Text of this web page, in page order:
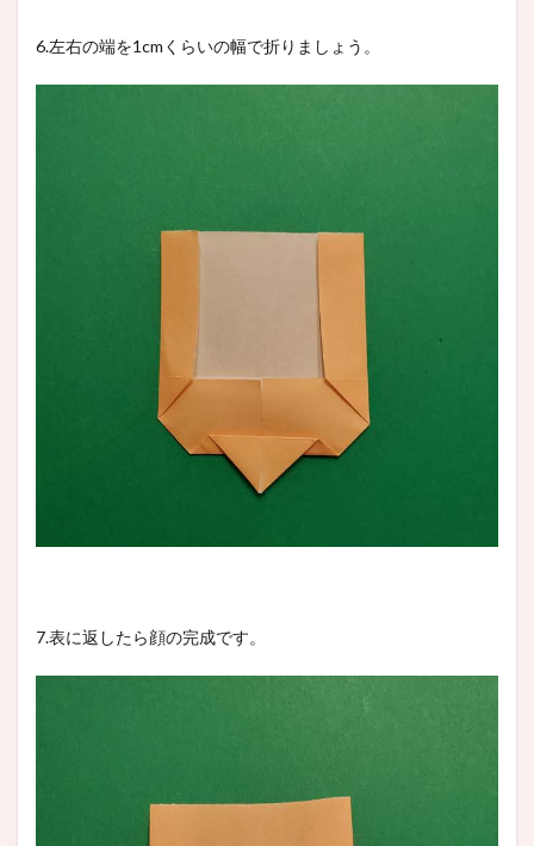
6.左右の端を1cmくらいの幅で折りましょう。
7.表に返したら顔の完成です。